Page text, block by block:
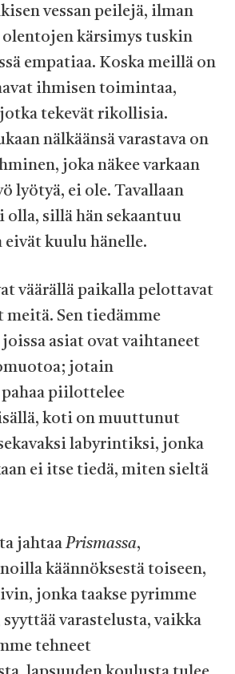
vessan peilejä, ilman
kärsimys tuskin
empatiaa. Koska meillä on
ihmisen toimintaa,
tekevät rikollisia.
nälkäänsä varastava on
joka näkee varkaan
lyötyä, ei ole. Tavallaan
olla, sillä hän sekaantuu
kuulu hänelle.
väärällä paikalla pelottavat
Sen tiedämme
joissa asiat ovat vaihtaneet
jotain
piilottelee
koti on muuttunut
labyrintiksi, jonka
ei itse tiedä, miten sieltä
jahtaaPrismassa,
käännöksestä toiseen,
jonka taakse pyrimme
varastelusta, vaikka
tehneet